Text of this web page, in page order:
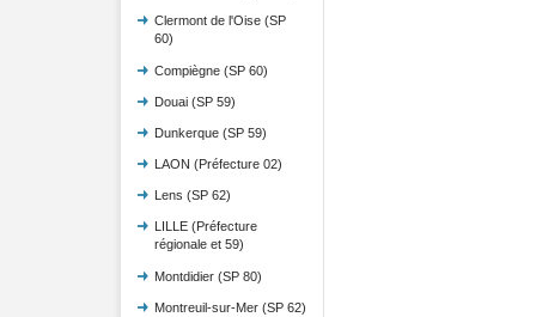
Clermont de l'Oise (SP
60)
Compiègne (SP 60)
Douai (SP 59)
Dunkerque (SP 59)
LAON (Préfecture 02)
Lens (SP 62)
LILLE (Préfecture
régionale et 59)
Montdidier (SP 80)
Montreuil-sur-Mer (SP 62)